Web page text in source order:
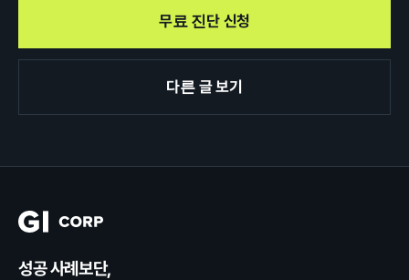
무료 진단 신청
다른 글 보기
성공 사례보단,